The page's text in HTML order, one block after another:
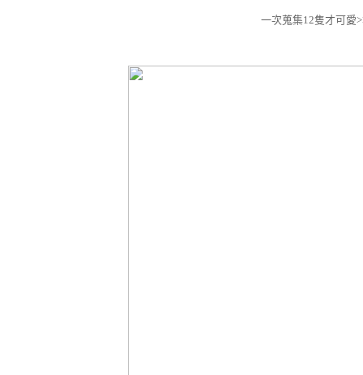
一次蒐集12隻才可愛